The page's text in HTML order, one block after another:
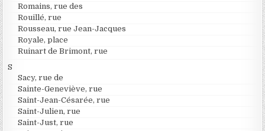
Romains, rue des
Rouillé, rue
Rousseau, rue Jean-Jacques
Royale, place
Ruinart de Brimont, rue
S
Sacy, rue de
Sainte-Geneviève, rue
Saint-Jean-Césarée, rue
Saint-Julien, rue
Saint-Just, rue